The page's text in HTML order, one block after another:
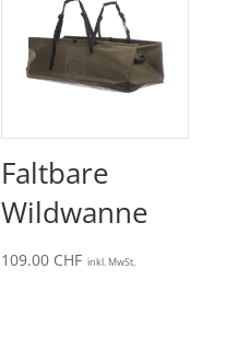
Faltbare
Wildwanne
109.00 CHF inkl. MwSt.